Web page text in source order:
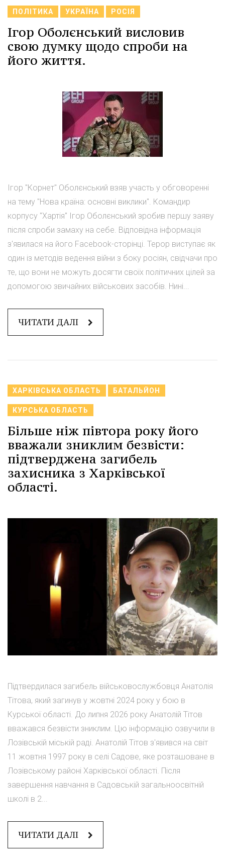
ПОЛІТИКА УКРАЇНА РОСІЯ
Ігор Оболєнський висловив
свою думку щодо спроби на
його життя.
Ігор "Корнет" Оболєнський взяв участь у обговоренні
на тему "Нова країна: основні виклики". Командир
корпусу "Хартія" Ігор Оболєнський зробив першу заяву
після спроби замаху на себе. Відповідна інформація
з'явилася на його Facebook-сторінці. Терор виступає як
один із методів ведення війни з боку росіян, свідчачи про
те, що вони не можуть досягти своїх політичних цілей за
допомогою звичайних військових засобів. Нині...
ЧИТАТИ ДАЛІ
ХАРКІВСЬКА ОБЛАСТЬ БАТАЛЬЙОН
КУРСЬКА ОБЛАСТЬ
Більше ніж півтора року його
вважали зниклим безвісти:
підтверджена загибель
захисника з Харківської
області.
Підтвердилася загибель військовослужбовця Анатолія
Тітова, який загинув у жовтні 2024 року у бою в
Курської області. До липня 2026 року Анатолій Тітов
вважався безвісти зниклим. Цю інформацію озвучили в
Лозівській міській раді. Анатолій Тітов з'явився на світ
11 жовтня 1997 року в селі Садове, яке розташоване в
Лозівському районі Харківської області. Після
завершення навчання в Садовській загальноосвітній
школі в 2...
ЧИТАТИ ДАЛІ